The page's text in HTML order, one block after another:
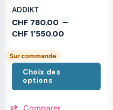
ADDIKT
CHF 780.00 –
CHF 1'550.00
Sur commande
Choix des
options